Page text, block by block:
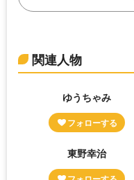
関連人物
ゆうちゃみ
東野幸治